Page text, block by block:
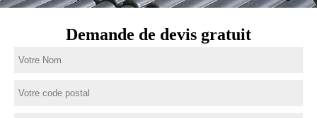
Demande de devis gratuit